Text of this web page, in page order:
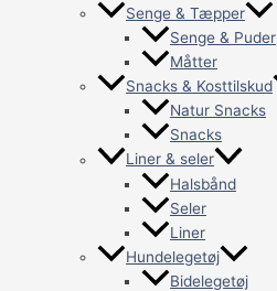
Senge & Tæpper
Senge & Puder
Måtter
Snacks & Kosttilskud
Natur Snacks
Snacks
Liner & seler
Halsbånd
Seler
Liner
Hundelegetøj
Bidelegetøj